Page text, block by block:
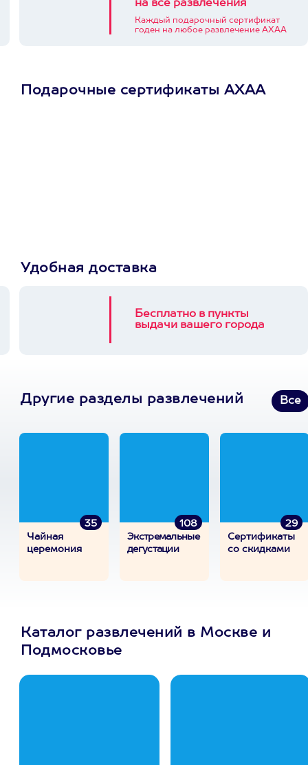
на все развлечения
Каждый подарочный сертификат
годен на любое развлечение АХАА
Подарочные сертификаты АХАА
Удобная доставка
Бесплатно в пункты
выдачи вашего города
Другие разделы развлечений Все
35
Чайная
церемония
108
Экстремальные
дегустации
29
Сертификаты
со скидками
Каталог развлечений в Москве и
Подмосковье